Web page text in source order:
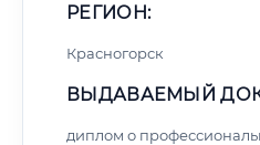
РЕГИОН:
Красногорск
ВЫДАВАЕМЫЙ
диплом о